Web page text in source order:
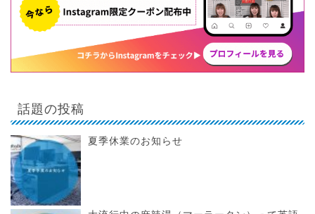
話題の投稿
夏季休業のお知らせ